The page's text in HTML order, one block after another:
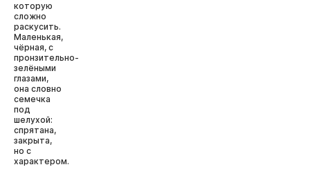
которую
сложно
раскусить.
Маленькая,
чёрная, с
пронзительно-
зелёными
глазами,
она словно
семечка
под
шелухой:
спрятана,
закрыта,
но с
характером.